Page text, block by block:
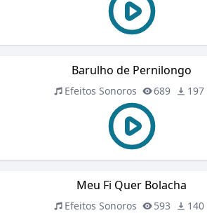
Barulho de Pernilongo
Efeitos Sonoros 689 197
Meu Fi Quer Bolacha
Efeitos Sonoros 593 140